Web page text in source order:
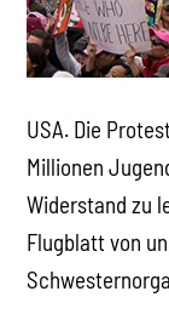
USA. Die
Millionen
Widerstand zu
Flugblatt von